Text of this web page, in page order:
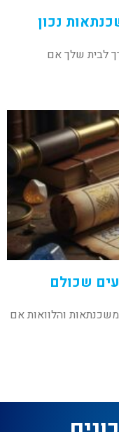
נכון
לבית שלך אם
שכולם
והלוואות אם